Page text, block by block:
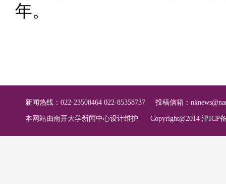
年。
新闻热线：022-23508464 022-85358737 投稿信箱：
本网站由南开大学新闻中心设计维护 Copyright@2014 津ICP